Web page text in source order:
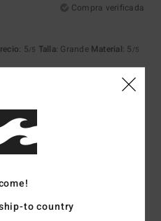
Compra verificada
: 5/5 Talla: Grande Material: 5 /5
/5
to country